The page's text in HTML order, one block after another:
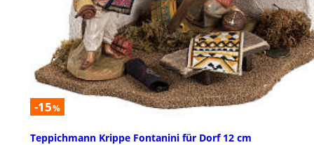
-15%
Teppichmann Krippe Fontanini für Dorf 12 cm